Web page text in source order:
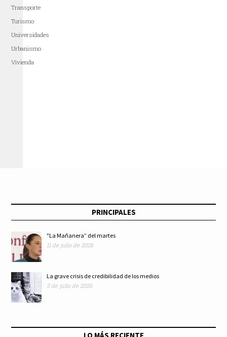
Transporte
Turismo
Universidades
Urbanismo
Vivienda
PRINCIPALES
"La Mañanera” del martes
11 de julio de 2026
La grave crisis de credibilidad de los medios
3 de julio de 2026